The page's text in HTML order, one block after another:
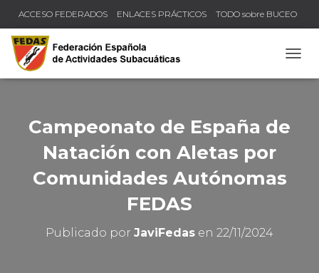
ACCESO FEDERADOS ENLACES PRÁCTICOS TODO sobre BUCEO
COMPRUEBA TU TÍTULO Y LICENCIA
Campeonato de España de
Natación con Aletas por
Comunidades Autónomas
FEDAS
Publicado por JaviFedas en 22/11/2024